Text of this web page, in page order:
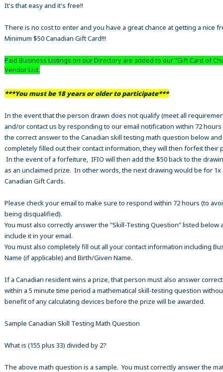
It's that easy and it's free!!
There is no cost to enter and you have a great chance at getting a nice
Minimum $50 Canadian Gift Card!!!
Paid Business Listings on our Directory are added to our "Gift Card of
Vendor List.
***You must be 18 years or older to participate***
In the event that the person drawn does not qualify (meet all
and/or contact us by responding to our email notification within 72
the correct answer to the Canadian skill testing math question below
completely filled out their contact information, they will then forfeit their
In the event of a forfeiture, IFIO will then add the $50 back to the
as an unclaimed prize. In other words, the next drawing would be for 1x
Canadian Gift Cards.
Please check your email to make sure to respond within 72 hours (to
being disqualified).
You must also correctly answer the "Skill-Testing Question" listed below
include it in your email.
You must also completely fill out all your contact information including
Name (if applicable) and Birth/Given Name.
If a Canadian resident wins a prize, that person must also answer
within a 5 minute time period a mathematical skill-testing question
benefit of any calculating devices before the prize will be awarded.
Sample Canadian Skill Testing Math Question
What is (155 plus 33) divided by 2?
The above math question is a sample. You must correctly answer the